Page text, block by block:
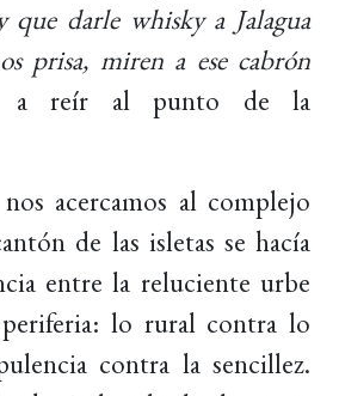
que darle whisky a Jalagua
prisa, miren a ese cabrón
a reír al punto de la
acercamos al complejo
de las isletas se hacía
entre la reluciente urbe
lo rural contra lo
contra la sencillez.